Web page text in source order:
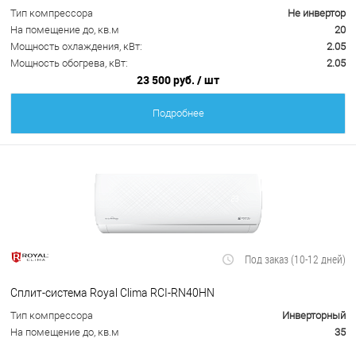
Тип компрессора
Не инвертор
На помещение до, кв.м
20
Мощность охлаждения, кВт:
2.05
Мощность обогрева, кВт:
2.05
23 500 руб. / шт
Подробнее
Под заказ (10-12 дней)
Сплит-система Royal Clima RCI-RN40HN
Тип компрессора
Инверторный
На помещение до, кв.м
35